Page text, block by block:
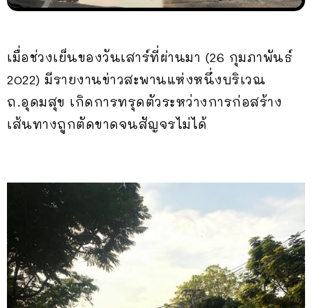
เมื่อช่วงเย็นของวันเสาร์ที่ผ่านมา (26 กุมภาพันธ์
2022) มีรายงานข่าวสะพานแห่งหนึ่งบริเวณ
ถ.อุดมสุข เกิดการทรุดตัวระหว่างการก่อสร้าง
เส้นทางถูกตัดขาดจนสัญจรไม่ได้